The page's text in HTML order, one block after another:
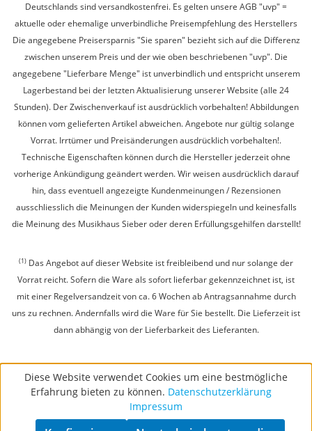
Deutschlands sind versandkostenfrei. Es gelten unsere AGB "uvp" =
aktuelle oder ehemalige unverbindliche Preisempfehlung des Herstellers
Die angegebene Preisersparnis "Sie sparen" bezieht sich auf die Differenz
zwischen unserem Preis und der wie oben beschriebenen "uvp". Die
angegebene "Lieferbare Menge" ist unverbindlich und entspricht unserem
Lagerbestand bei der letzten Aktualisierung unserer Website (alle 24
Stunden). Der Zwischenverkauf ist ausdrücklich vorbehalten! Abbildungen
können vom gelieferten Artikel abweichen. Angebote nur gültig solange
Vorrat. Irrtümer und Preisänderungen ausdrücklich vorbehalten!.
Technische Eigenschaften können durch die Hersteller jederzeit ohne
vorherige Ankündigung geändert werden. Wir weisen ausdrücklich darauf
hin, dass eventuell angezeigte Kundenmeinungen / Rezensionen
ausschliesslich die Meinungen der Kunden widerspiegeln und keinesfalls
die Meinung des Musikhaus Sieber oder deren Erfüllungsgehilfen darstellt!
(1) Das Angebot auf dieser Website ist freibleibend und nur solange der
Vorrat reicht. Sofern die Ware als sofort lieferbar gekennzeichnet ist, ist
mit einer Regelversandzeit von ca. 6 Wochen ab Antragsannahme durch
uns zu rechnen. Andernfalls wird die Ware für Sie bestellt. Die Lieferzeit ist
dann abhängig von der Lieferbarkeit des Lieferanten.
Diese Website verwendet Cookies um eine bestmögliche
Erfahrung bieten zu können. Datenschutzerklärung
Impressum